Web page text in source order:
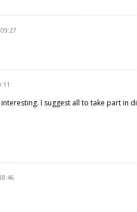
I suggest all to take part in